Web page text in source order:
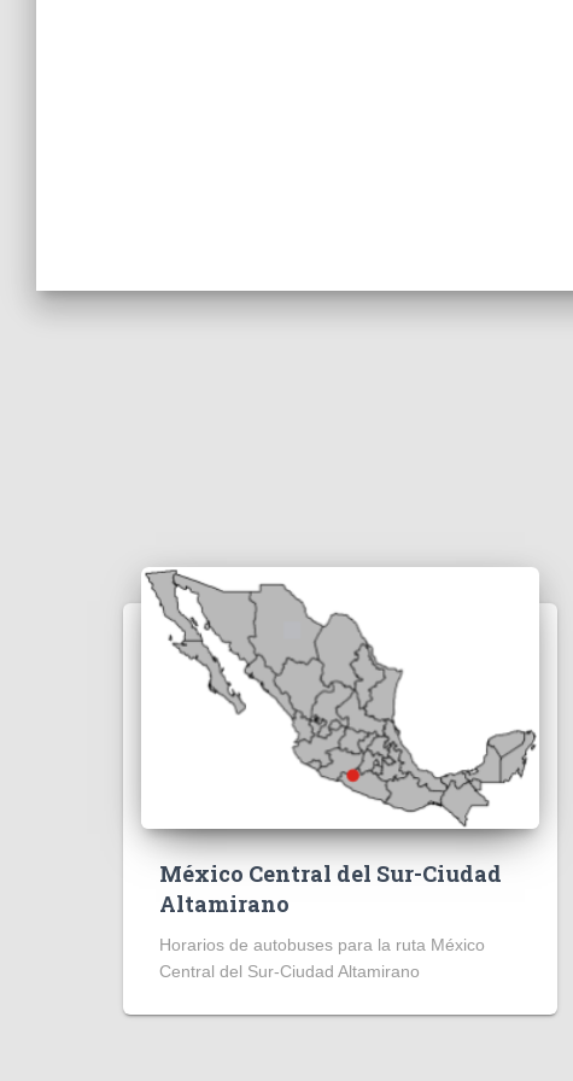
México Central del Sur-Ciudad
Altamirano
Horarios de autobuses para la ruta México
Central del Sur-Ciudad Altamirano